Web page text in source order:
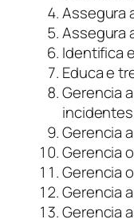
Assegura
Assegura
Identifica
Educa e
Gerencia
incidentes
Gerencia
Gerencia
Gerencia
Gerencia
Gerencia